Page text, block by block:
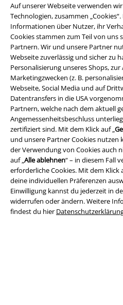
Auf unserer Webseite verwenden
Technologien, zusammen
Informationen über Nutzer, ihr
Cookies stammen zum Teil von uns
Partnern. Wir und unsere Partner
Webseite zuverlässig und sicher zu
Personalisierung unseres Shops, zur
Marketingzwecken (z. B.
Webseite, Social Media und auf
Datentransfers in die USA
Partnern, welche nach dem aktuell
Angemessenheitsbeschluss
zertifiziert sind. Mit dem Klick auf „
und unsere Partner Cookies
der Verwendung von Cookies auch
auf „Alle ablehnen“ – in diesem Fall
erforderliche Cookies. Mit dem Klick
deine individuellen Präferenzen
Einwilligung kannst du jederzeit in
widerrufen oder ändern. Weitere
findest du hier
Rechtliches
AGB
Impressum
Datenschutz
Entsorgung und Umweltschutz